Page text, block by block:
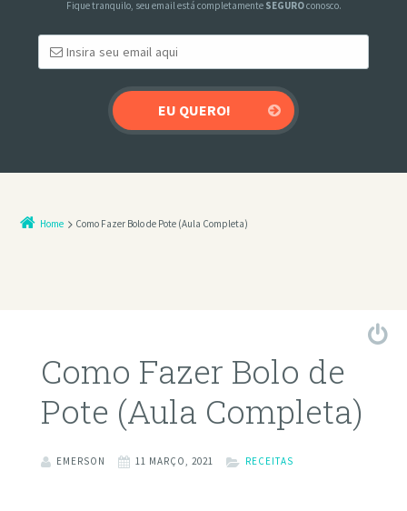
Fique tranquilo, seu email está completamente SEGUROconosco.
Home Como Fazer Bolo de Pote (Aula Completa)
Como Fazer Bolo de
Pote (Aula Completa)
EMERSON 11 MARÇO, 2021 RECEITAS